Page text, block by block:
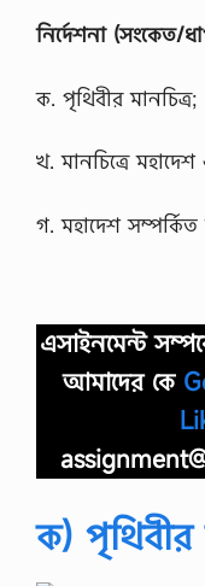
নির্দেশনা (সংকেত/
ক. পৃথিবীর মানচিত্র;
খ. মানচিত্রে
গ. মহাদেশ
এসাইনমেন্ট
আমাদের কে
ক) পৃথিবীর